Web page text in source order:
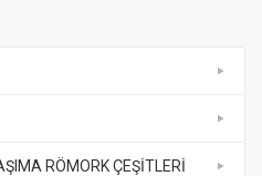
RÖMORK ÇEŞİTLERİ